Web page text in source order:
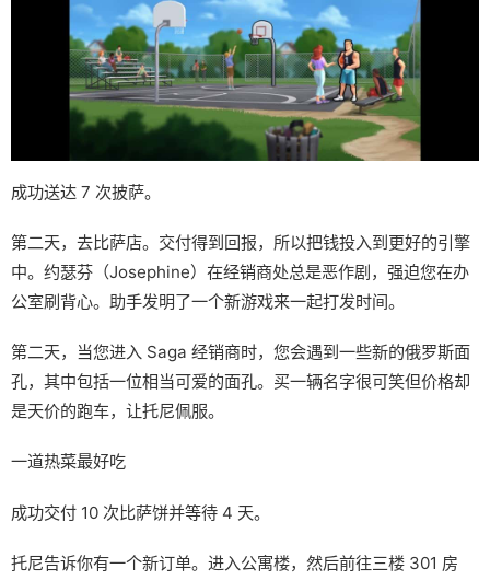
成功送达 7 次披萨。
第二天，去比萨店。交付得到回报，所以把钱投入到更好的引擎
中。约瑟芬（Josephine）在经销商处总是恶作剧，强迫您在办
公室刷背心。助手发明了一个新游戏来一起打发时间。
第二天，当您进入 Saga 经销商时，您会遇到一些新的俄罗斯面
孔，其中包括一位相当可爱的面孔。买一辆名字很可笑但价格却
是天价的跑车，让托尼佩服。
一道热菜最好吃
成功交付 10 次比萨饼并等待 4 天。
托尼告诉你有一个新订单。进入公寓楼，然后前往三楼 301 房